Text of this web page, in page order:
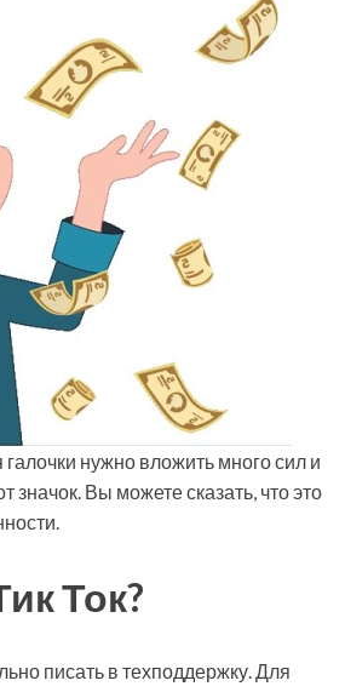
нужно вложить много сил и
значок. Вы можете сказать, что это
Ток?
писать в техподдержку. Для